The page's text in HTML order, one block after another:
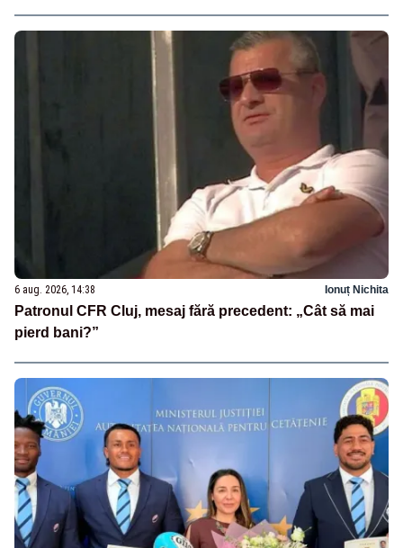
6 aug. 2026, 14:38 Ionuț Nichita
Patronul CFR Cluj, mesaj fără precedent: „Cât să mai
pierd bani?”